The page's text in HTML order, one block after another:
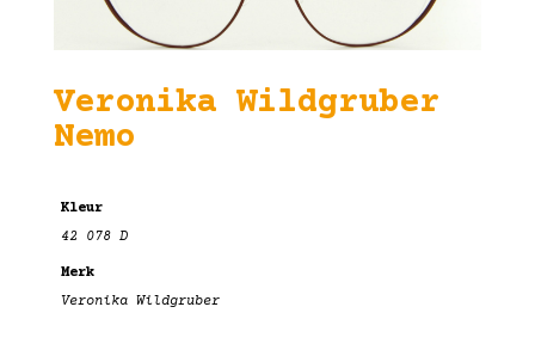
Veronika Wildgruber
Nemo
Kleur
42 078 D
Merk
Veronika Wildgruber